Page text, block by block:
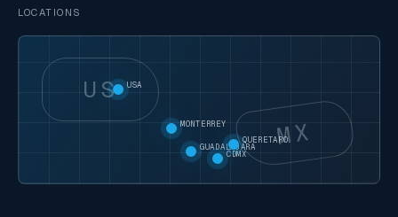
LOCATIONS
US
MX
USA
MONTERREY
GUADALAJARA
CDMX
QUERETARO